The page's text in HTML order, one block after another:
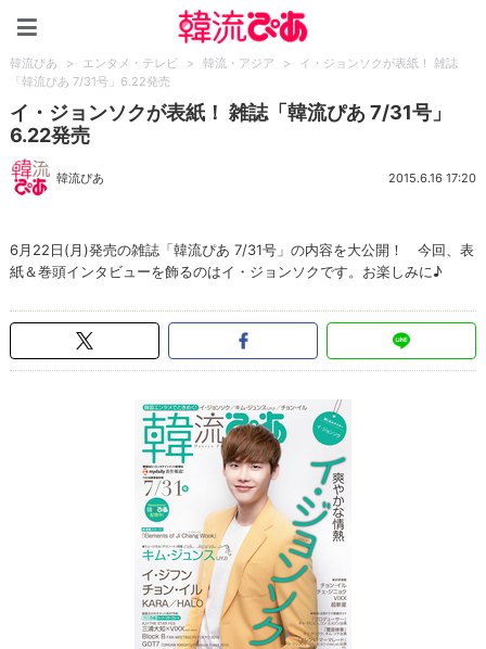
韓流ぴあ > エンタメ・テレビ > 韓流・アジア >
イ・ジョンソクが表紙！ 雑誌
「韓流ぴあ 7/31号」6.22発売
イ・ジョンソクが表紙！ 雑誌「韓流ぴあ 7/31号」
6.22発売
韓流ぴあ 2015.6.16 17:20
6月22日(月)発売の雑誌「韓流ぴあ 7/31号」の内容を大公開！ 今回、表
紙＆巻頭インタビューを飾るのはイ・ジョンソクです。お楽しみに♪